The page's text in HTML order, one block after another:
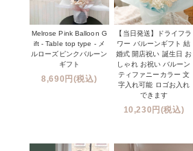
Melrose Pink Balloon G
ift - Table top type - メ
ルローズピンクバルーン
ギフト
8,690円(税込)
【当日発送】ドライフラ
ワー バルーンギフト 結
婚式 開店祝い 誕生日 お
しゃれ お祝い バルーン
ティファニーカラー 文
字入れ可能 ロゴお入れ
できます
10,230円(税込)